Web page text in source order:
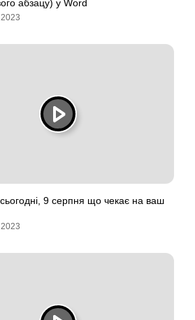
абзацу) у Word
9 серпня що чекає на ваш